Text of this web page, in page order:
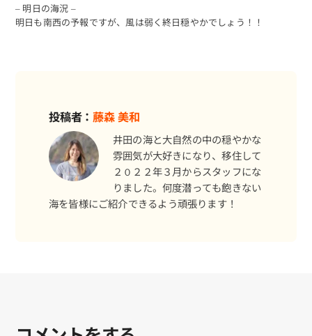
– 明日の海況 –
明日も南西の予報ですが、風は弱く終日穏やかでしょう！！
投稿者：藤森 美和
井田の海と大自然の中の穏やかな
雰囲気が大好きになり、移住して
２０２２年３月からスタッフにな
りました。何度潜っても飽きない
海を皆様にご紹介できるよう頑張ります！